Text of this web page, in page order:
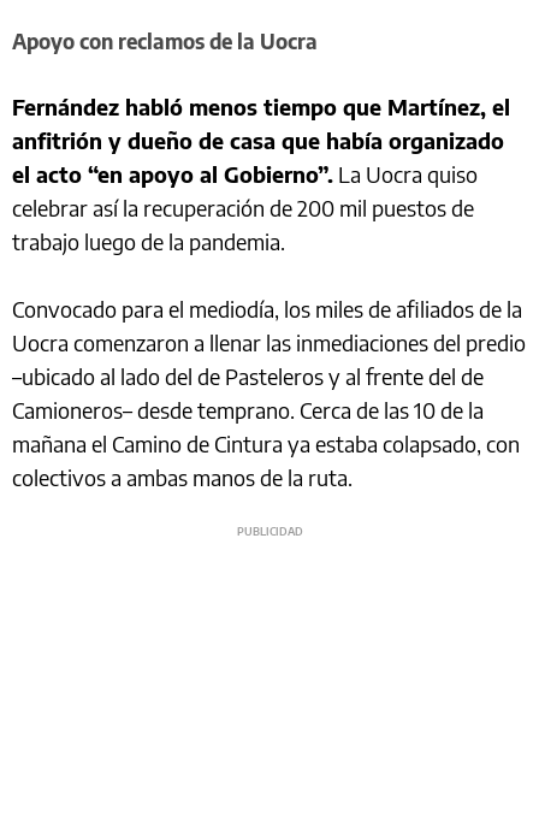
Apoyo con reclamos de la Uocra
Fernández habló menos tiempo que Martínez, el
anfitrión y dueño de casa que había organizado
el acto “en apoyo al Gobierno”. La Uocra quiso
celebrar así la recuperación de 200 mil puestos de
trabajo luego de la pandemia.
Convocado para el mediodía, los miles de afiliados de la
Uocra comenzaron a llenar las inmediaciones del predio
–ubicado al lado del de Pasteleros y al frente del de
Camioneros– desde temprano. Cerca de las 10 de la
mañana el Camino de Cintura ya estaba colapsado, con
colectivos a ambas manos de la ruta.